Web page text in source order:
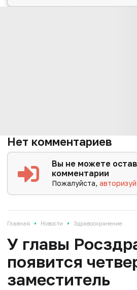
Нет комментариев
Вы не можете
комментарии
Пожалуйста,
Главная • Новости • Здравоохранение
У главы
появится
заместитель